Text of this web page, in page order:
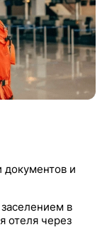
и
в
отеля через